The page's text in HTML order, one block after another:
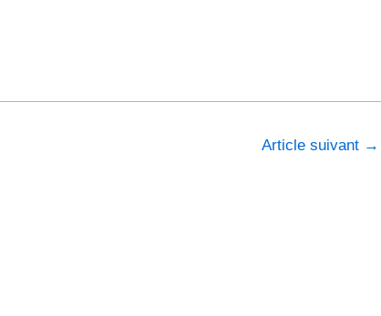
Article suivant →